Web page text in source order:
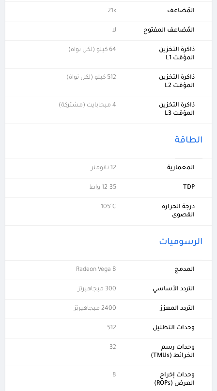
المُضاعف 21x
المُضاعف المفتوح لا
ذاكرة التخزين
المؤقت L1
64 كيلو (لكل نواة)
ذاكرة التخزين
المؤقت L2
512 كيلو (لكل نواة)
ذاكرة التخزين
المؤقت L3
4 ميجابايت (مشتركة)
الطاقة
المعمارية 12 نانومتر
TDP 12-35 واط
درجة الحرارة
القصوى
105°C
الرسوميات
المدمج Radeon Vega 8
التردد الأساسي 300 ميجاهيرتز
التردد المعزز 2400 ميجاهيرتز
وحدات التظليل 512
وحدات رسم
الخرائط (TMUs)
32
وحدات إخراج
العرض (ROPs)
8